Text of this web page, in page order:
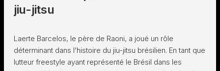
jiu-jitsu
Laerte Barcelos, le père de Raoni, a joué un rôle
déterminant dans l’histoire du jiu-jitsu brésilien. En tant que
lutteur freestyle ayant représenté le Brésil dans les